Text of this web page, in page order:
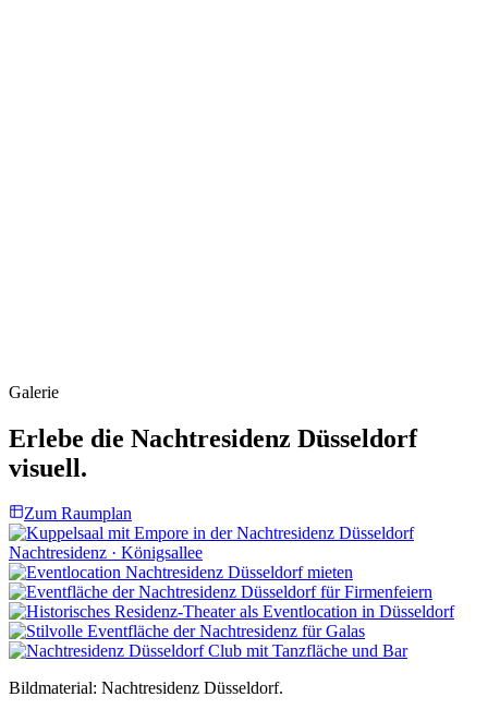
Galerie
Erlebe die Nachtresidenz Düsseldorf
visuell.
Zum Raumplan
Nachtresidenz · Königsallee
Bildmaterial: Nachtresidenz Düsseldorf.